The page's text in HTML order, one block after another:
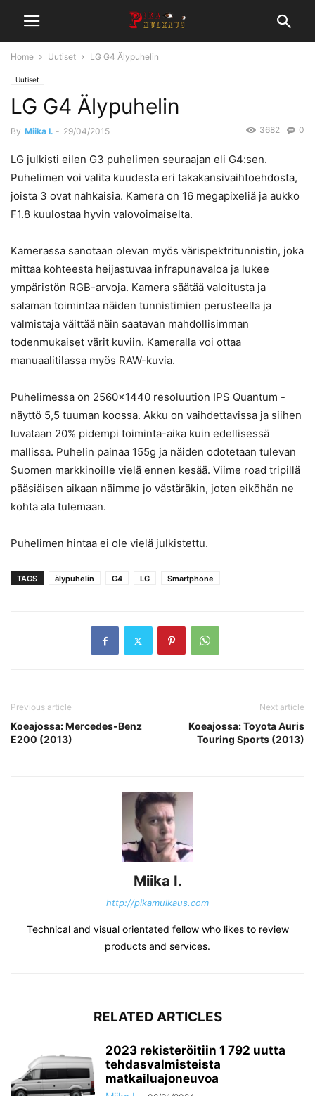
Home Uutiset LG G4 Älypuhelin
Uutiset
LG G4 Älypuhelin
By Miika I. - 29/04/2015 0
3682
LG julkisti eilen G3 puhelimen seuraajan eli G4:sen.
Puhelimen voi valita kuudesta eri takakansivaihtoehdosta,
joista 3 ovat nahkaisia. Kamera on 16 megapixeliä ja aukko
F1.8 kuulostaa hyvin valovoimaiselta.
Kamerassa sanotaan olevan myös värispektritunnistin, joka
mittaa kohteesta heijastuvaa infrapunavaloa ja lukee
ympäristön RGB-arvoja. Kamera säätää valoitusta ja
salaman toimintaa näiden tunnistimien perusteella ja
valmistaja väittää näin saatavan mahdollisimman
todenmukaiset värit kuviin. Kameralla voi ottaa
manuaalitilassa myös RAW-kuvia.
Puhelimessa on 2560×1440 resoluution IPS Quantum -
näyttö 5,5 tuuman koossa. Akku on vaihdettavissa ja siihen
luvataan 20% pidempi toiminta-aika kuin edellisessä
mallissa. Puhelin painaa 155g ja näiden odotetaan tulevan
Suomen markkinoille vielä ennen kesää. Viime road tripillä
pääsiäisen aikaan näimme jo västäräkin, joten eiköhän ne
kohta ala tulemaan.
Puhelimen hintaa ei ole vielä julkistettu.
TAGS älypuhelin G4 LG Smartphone
Previous article
Koeajossa: Mercedes-Benz
E200 (2013)
Next article
Koeajossa: Toyota Auris
Touring Sports (2013)
Miika I.
http://pikamulkaus.com
Technical and visual orientated fellow who likes to review
products and services.
RELATED ARTICLES
2023 rekisteröitiin 1 792 uutta
tehdasvalmisteista
matkailuajoneuvoa